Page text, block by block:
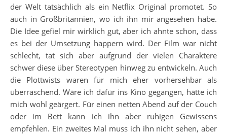
der Welt tatsächlich als ein Netflix Original promotet. So
auch in Großbritannien, wo ich ihn mir angesehen habe.
Die Idee gefiel mir wirklich gut, aber ich ahnte schon, dass
es bei der Umsetzung happern wird. Der Film war nicht
schlecht, tat sich aber aufgrund der vielen Charaktere
schwer diese über Stereotypen hinweg zu entwickeln. Auch
die Plottwists waren für mich eher vorhersehbar als
überraschend. Wäre ich dafür ins Kino gegangen, hätte ich
mich wohl geärgert. Für einen netten Abend auf der Couch
oder im Bett kann ich ihn aber ruhigen Gewissens
empfehlen. Ein zweites Mal muss ich ihn nicht sehen, aber